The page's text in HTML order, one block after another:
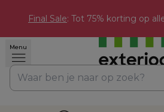
Final Sale: Tot 75% korting op
Menu